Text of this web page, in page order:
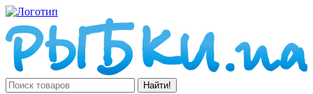
Найти!